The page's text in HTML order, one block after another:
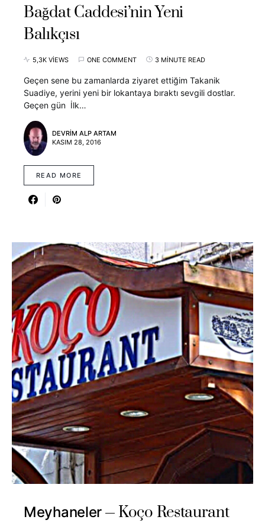
Bağdat Caddesi’nin Yeni
Balıkçısı
5,3K VIEWS ONE COMMENT 3 MINUTE READ
Geçen sene bu zamanlarda ziyaret ettiğim Takanik
Suadiye, yerini yeni bir lokantaya bıraktı sevgili dostlar.
Geçen gün İlk…
DEVRIM ALP ARTAM
KASIM 28, 2016
READ MORE
Meyhaneler Koço Restaurant